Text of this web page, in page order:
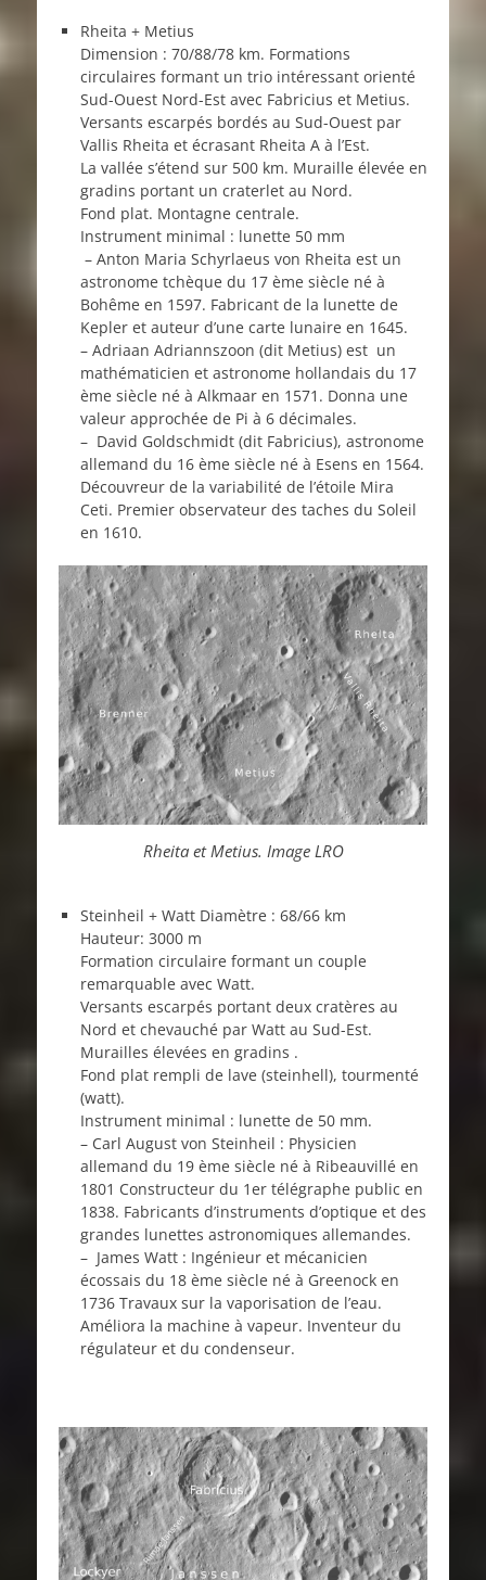
Rheita + Metius
Dimension : 70/88/78 km. Formations
circulaires formant un trio intéressant orienté
Sud-Ouest Nord-Est avec Fabricius et Metius.
Versants escarpés bordés au Sud-Ouest par
Vallis Rheita et écrasant Rheita A à l’Est.
La vallée s’étend sur 500 km. Muraille élevée en
gradins portant un craterlet au Nord.
Fond plat. Montagne centrale.
Instrument minimal : lunette 50 mm
– Anton Maria Schyrlaeus von Rheita est un
astronome tchèque du 17 ème siècle né à
Bohême en 1597. Fabricant de la lunette de
Kepler et auteur d’une carte lunaire en 1645.
– Adriaan Adriannszoon (dit Metius) est un
mathématicien et astronome hollandais du 17
ème siècle né à Alkmaar en 1571. Donna une
valeur approchée de Pi à 6 décimales.
– David Goldschmidt (dit Fabricius), astronome
allemand du 16 ème siècle né à Esens en 1564.
Découvreur de la variabilité de l’étoile Mira
Ceti. Premier observateur des taches du Soleil
en 1610.
Rheita et Metius. Image LRO
Steinheil + Watt Diamètre : 68/66 km
Hauteur: 3000 m
Formation circulaire formant un couple
remarquable avec Watt.
Versants escarpés portant deux cratères au
Nord et chevauché par Watt au Sud-Est.
Murailles élevées en gradins .
Fond plat rempli de lave (steinhell), tourmenté
(watt).
Instrument minimal : lunette de 50 mm.
– Carl August von Steinheil : Physicien
allemand du 19 ème siècle né à Ribeauvillé en
1801 Constructeur du 1er télégraphe public en
1838. Fabricants d’instruments d’optique et des
grandes lunettes astronomiques allemandes.
– James Watt : Ingénieur et mécanicien
écossais du 18 ème siècle né à Greenock en
1736 Travaux sur la vaporisation de l’eau.
Améliora la machine à vapeur. Inventeur du
régulateur et du condenseur.